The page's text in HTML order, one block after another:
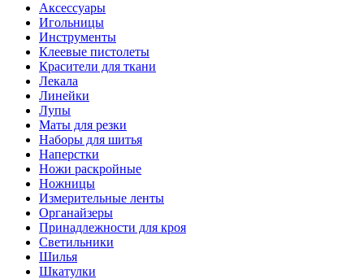
Аксессуары
Игольницы
Инструменты
Клеевые пистолеты
Красители для ткани
Лекала
Линейки
Лупы
Маты для резки
Наборы для шитья
Наперстки
Ножи раскройные
Ножницы
Измерительные ленты
Органайзеры
Принадлежности для кроя
Светильники
Шилья
Шкатулки